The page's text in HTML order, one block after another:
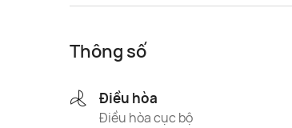
Thông số
Điều hòa
Điều hòa cục bộ